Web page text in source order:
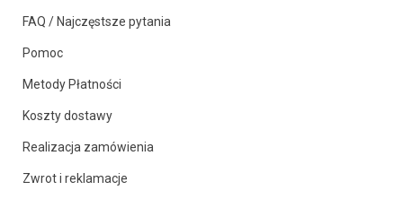
FAQ / Najczęstsze pytania
Pomoc
Metody Płatności
Koszty dostawy
Realizacja zamówienia
Zwrot i reklamacje